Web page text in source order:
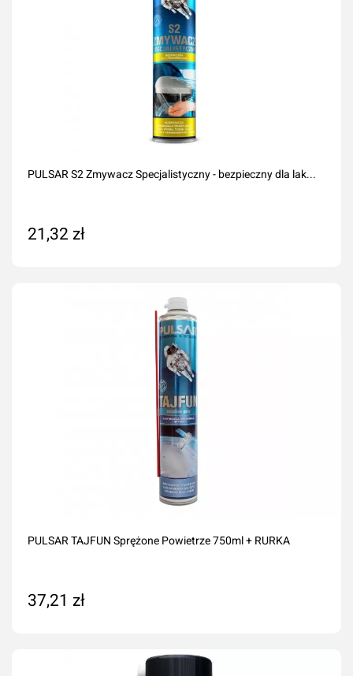
PULSAR S2 Zmywacz Specjalistyczny - bezpieczny dla lak...
21,32 zł
PULSAR TAJFUN Sprężone Powietrze 750ml + RURKA
37,21 zł